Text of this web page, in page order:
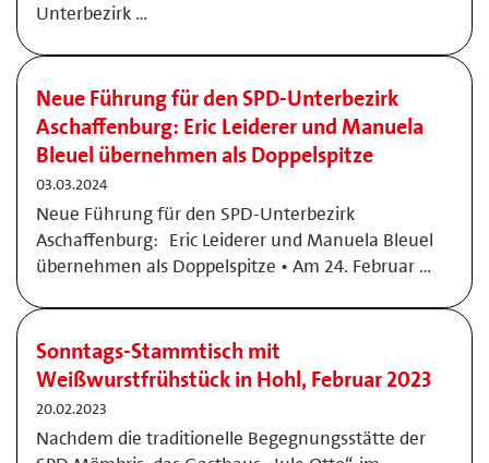
Unterbezirk …
Neue Führung für den SPD-Unterbezirk
Aschaffenburg: Eric Leiderer und Manuela
Bleuel übernehmen als Doppelspitze
03.03.2024
Neue Führung für den SPD-Unterbezirk
Aschaffenburg: Eric Leiderer und Manuela Bleuel
übernehmen als Doppelspitze • Am 24. Februar …
Sonntags-Stammtisch mit
Weißwurstfrühstück in Hohl, Februar 2023
20.02.2023
Nachdem die traditionelle Begegnungsstätte der